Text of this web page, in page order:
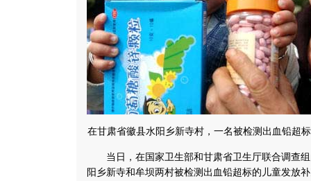
在甘肃省徽县水阳乡新寺村，一名被检测出血铅超
当日，在国家卫生部和甘肃省卫生厅联合调查组
阳乡新寺和牟坝两村被检测出血铅超标的儿童发放